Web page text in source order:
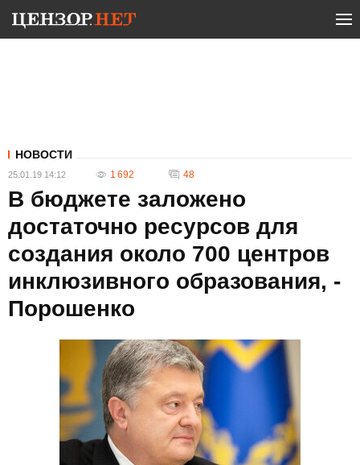
НОВОСТИ
25.01.19 14:12 1 692 48
В бюджете заложено
достаточно ресурсов для
создания около 700 центров
инклюзивного образования, -
Порошенко